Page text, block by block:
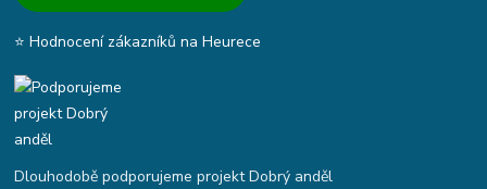
⭐ Hodnocení zákazníků na Heurece
Dlouhodobě podporujeme projekt Dobrý anděl